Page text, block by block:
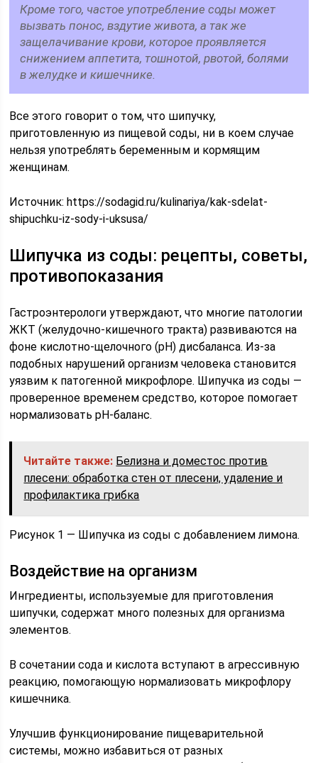
Кроме того, частое употребление соды может
вызвать понос, вздутие живота, а так же
защелачивание крови, которое проявляется
снижением аппетита, тошнотой, рвотой, болями
в желудке и кишечнике.
Все этого говорит о том, что шипучку,
приготовленную из пищевой соды, ни в коем случае
нельзя употреблять беременным и кормящим
женщинам.
Источник:https://sodagid.ru/kulinariya/kak-sdelat-
shipuchku-iz-sody-i-uksusa/
Шипучка из соды: рецепты, советы,
противопоказания
Гастроэнтерологи утверждают, что многие патологии
ЖКТ (желудочно-кишечного тракта) развиваются на
фоне кислотно-щелочного (pH) дисбаланса. Из-за
подобных нарушений организм человека становится
уязвим к патогенной микрофлоре. Шипучка из соды —
проверенное временем средство, которое помогает
нормализовать pH-баланс.
Читайте также: Белизна и доместос против
плесени: обработка стен от плесени, удаление и
профилактика грибка
Рисунок 1 — Шипучка из соды с добавлением лимона.
Воздействие на организм
Ингредиенты, используемые для приготовления
шипучки, содержат много полезных для организма
элементов.
В сочетании сода и кислота вступают в агрессивную
реакцию, помогающую нормализовать микрофлору
кишечника.
Улучшив функционирование пищеварительной
системы, можно избавиться от разных